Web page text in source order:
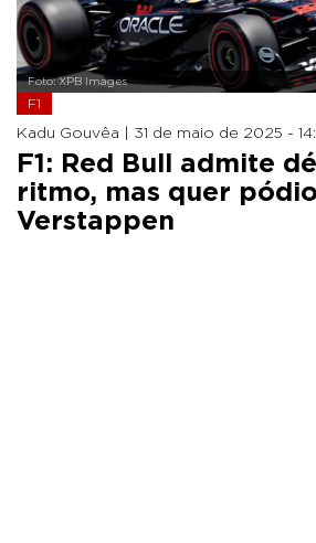
Foto: XPB Images
F1
Kadu Gouvêa | 31 de maio de 2025 -
F1: Red Bull admite
ritmo, mas quer
Verstappen